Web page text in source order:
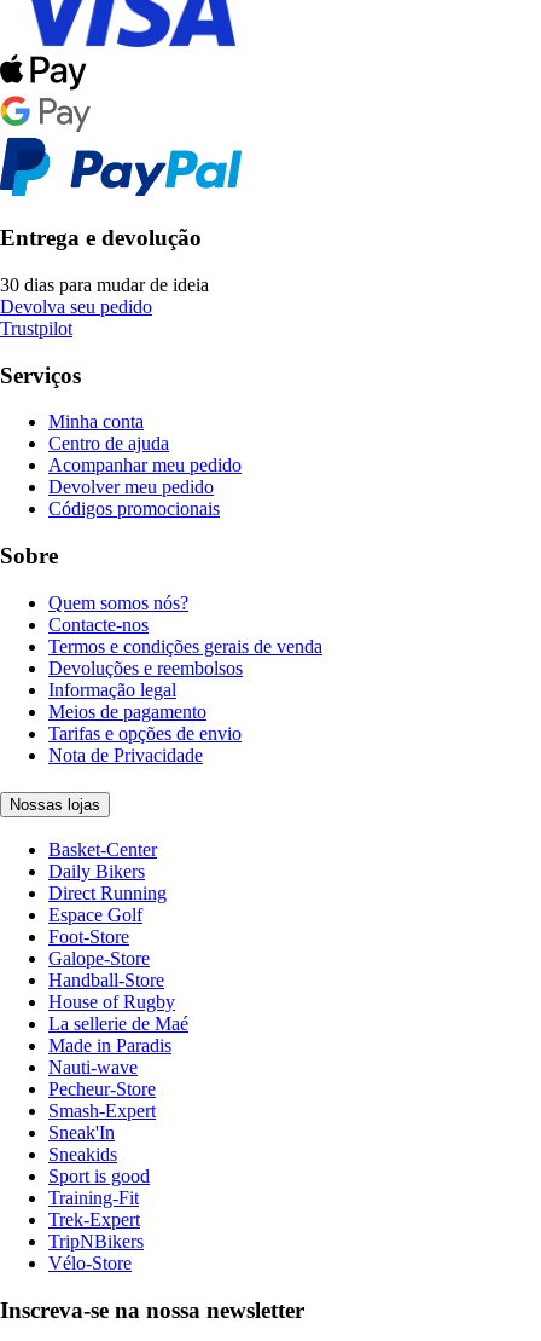
Entrega e devolução
30 dias para mudar de ideia
Devolva seu pedido
Trustpilot
Serviços
Minha conta
Centro de ajuda
Acompanhar meu pedido
Devolver meu pedido
Códigos promocionais
Sobre
Quem somos nós?
Contacte-nos
Termos e condições gerais de venda
Devoluções e reembolsos
Informação legal
Meios de pagamento
Tarifas e opções de envio
Nota de Privacidade
Nossas lojas
Basket-Center
Daily Bikers
Direct Running
Espace Golf
Foot-Store
Galope-Store
Handball-Store
House of Rugby
La sellerie de Maé
Made in Paradis
Nauti-wave
Pecheur-Store
Smash-Expert
Sneak'In
Sneakids
Sport is good
Training-Fit
Trek-Expert
TripNBikers
Vélo-Store
Inscreva-se na nossa newsletter